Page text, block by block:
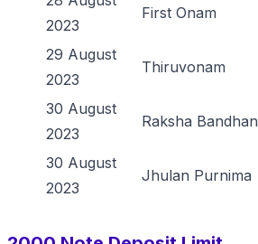
2023
First Onam
29 August
2023
Thiruvonam
30 August
2023
Raksha Bandhan
30 August
2023
Jhulan Purnima